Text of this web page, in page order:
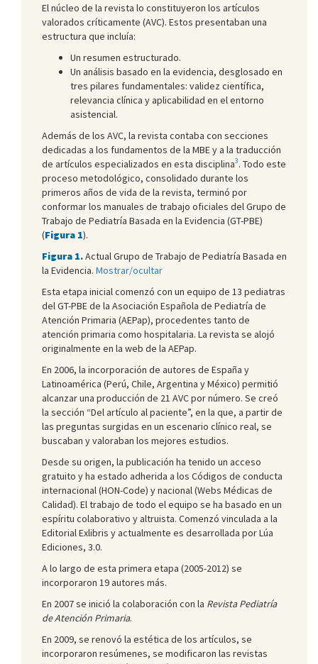
El núcleo de la revista lo constituyeron los artículos
valorados críticamente (AVC). Estos presentaban una
estructura que incluía:
Un resumen estructurado.
Un análisis basado en la evidencia, desglosado en
tres pilares fundamentales: validez científica,
relevancia clínica y aplicabilidad en el entorno
asistencial.
Además de los AVC, la revista contaba con secciones
dedicadas a los fundamentos de la MBE y a la traducción
de artículos especializados en esta disciplina3. Todo este
proceso metodológico, consolidado durante los
primeros años de vida de la revista, terminó por
conformar los manuales de trabajo oficiales del Grupo de
Trabajo de Pediatría Basada en la Evidencia (GT-PBE)
(Figura 1).
Figura 1.Actual Grupo de Trabajo de Pediatría Basada en
la Evidencia. Mostrar/ocultar
Esta etapa inicial comenzó con un equipo de 13 pediatras
del GT-PBE de la Asociación Española de Pediatría de
Atención Primaria (AEPap), procedentes tanto de
atención primaria como hospitalaria. La revista se alojó
originalmente en la web de la AEPap.
En 2006, la incorporación de autores de España y
Latinoamérica (Perú, Chile, Argentina y México) permitió
alcanzar una producción de 21 AVC por número. Se creó
la sección “Del artículo al paciente”, en la que, a partir de
las preguntas surgidas en un escenario clínico real, se
buscaban y valoraban los mejores estudios.
Desde su origen, la publicación ha tenido un acceso
gratuito y ha estado adherida a los Códigos de conducta
internacional (HON-Code) y nacional (Webs Médicas de
Calidad). El trabajo de todo el equipo se ha basado en un
espíritu colaborativo y altruista. Comenzó vinculada a la
Editorial Exlibris y actualmente es desarrollada por Lúa
Ediciones, 3.0.
A lo largo de esta primera etapa (2005-2012) se
incorporaron 19 autores más.
En 2007 se inició la colaboración con la Revista Pediatría
de Atención Primaria.
En 2009, se renovó la estética de los artículos, se
incorporaron resúmenes, se modificaron las revistas